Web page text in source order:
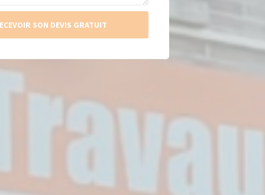
SON DEVIS GRATUIT